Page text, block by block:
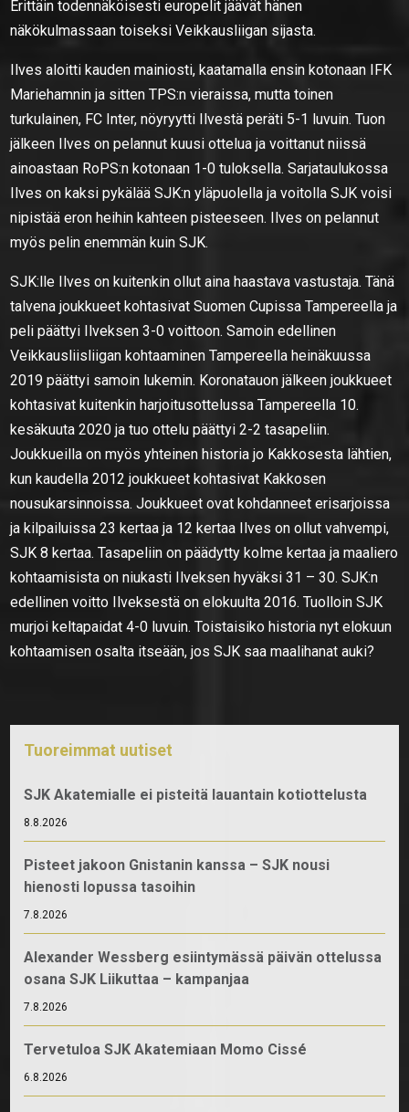
Erittäin todennäköisesti europelit jäävät hänen
näkökulmassaan toiseksi Veikkausliigan sijasta.
Ilves aloitti kauden mainiosti, kaatamalla ensin kotonaan IFK
Mariehamnin ja sitten TPS:n vieraissa, mutta toinen
turkulainen, FC Inter, nöyryytti Ilvestä peräti 5-1 luvuin. Tuon
jälkeen Ilves on pelannut kuusi ottelua ja voittanut niissä
ainoastaan RoPS:n kotonaan 1-0 tuloksella. Sarjataulukossa
Ilves on kaksi pykälää SJK:n yläpuolella ja voitolla SJK voisi
nipistää eron heihin kahteen pisteeseen. Ilves on pelannut
myös pelin enemmän kuin SJK.
SJK:lle Ilves on kuitenkin ollut aina haastava vastustaja. Tänä
talvena joukkueet kohtasivat Suomen Cupissa Tampereella ja
peli päättyi Ilveksen 3-0 voittoon. Samoin edellinen
Veikkausliisliigan kohtaaminen Tampereella heinäkuussa
2019 päättyi samoin lukemin. Koronatauon jälkeen joukkueet
kohtasivat kuitenkin harjoitusottelussa Tampereella 10.
kesäkuuta 2020 ja tuo ottelu päättyi 2-2 tasapeliin.
Joukkueilla on myös yhteinen historia jo Kakkosesta lähtien,
kun kaudella 2012 joukkueet kohtasivat Kakkosen
nousukarsinnoissa. Joukkueet ovat kohdanneet erisarjoissa
ja kilpailuissa 23 kertaa ja 12 kertaa Ilves on ollut vahvempi,
SJK 8 kertaa. Tasapeliin on päädytty kolme kertaa ja maaliero
kohtaamisista on niukasti Ilveksen hyväksi 31 – 30. SJK:n
edellinen voitto Ilveksestä on elokuulta 2016. Tuolloin SJK
murjoi keltapaidat 4-0 luvuin. Toistaisiko historia nyt elokuun
kohtaamisen osalta itseään, jos SJK saa maalihanat auki?
Tuoreimmat uutiset
SJK Akatemialle ei pisteitä lauantain kotiottelusta
8.8.2026
Pisteet jakoon Gnistanin kanssa – SJK nousi
hienosti lopussa tasoihin
7.8.2026
Alexander Wessberg esiintymässä päivän ottelussa
osana SJK Liikuttaa – kampanjaa
7.8.2026
Tervetuloa SJK Akatemiaan Momo Cissé
6.8.2026